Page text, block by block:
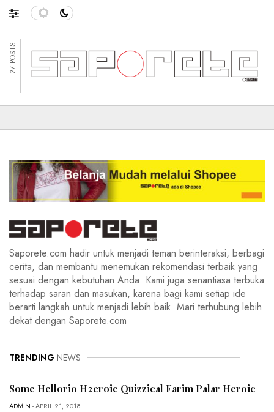
27 POSTS
Saporete.com hadir untuk menjadi teman berinteraksi, berbagi
cerita, dan membantu menemukan rekomendasi terbaik yang
sesuai dengan kebutuhan Anda. Kami juga senantiasa terbuka
terhadap saran dan masukan, karena bagi kami setiap ide
berarti langkah untuk menjadi lebih baik. Mari terhubung lebih
dekat dengan Saporete.com
TRENDING NEWS
Some Hellorio H2eroic Quizzical Farim Palar Heroic
ADMIN - APRIL 21, 2018